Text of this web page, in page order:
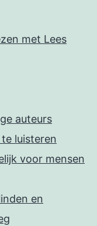
met Lees
auteurs
luisteren
voor mensen
en